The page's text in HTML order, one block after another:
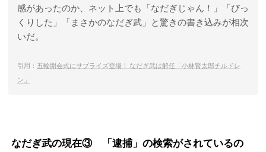
感があったのか、ネット上でも「なだぎじゃん！」「びっ
くりした」「まさかのなだぎ武」と驚きの書き込みが相次
いだ。
引用： 五輪開会式にサプライズ登場！ なだぎ武は解任「小林賢太郎チルドレ
ン」
なだぎ武の現在③ 「逮捕」の検索がされているの